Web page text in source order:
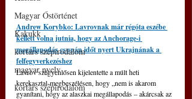
Magyar Őstörténet
Kakukk
kortárs szépirodalom
magyar nyelv
kortárs szépirodalom
Andrew Korybko: Lavrovnak már régóta eszébe
kellett volna jutnia, hogy az Anchorage-i
megállapodás csupán időt nyert Ukrajnának a
felfegyverkezéshez
Lavrov szégyenlősen kijelentette a múlt heti
kerekasztal-megbeszélésen, hogy „nem is akarom
gyanítani, hogy az alaszkai megállapodás – akárcsak az